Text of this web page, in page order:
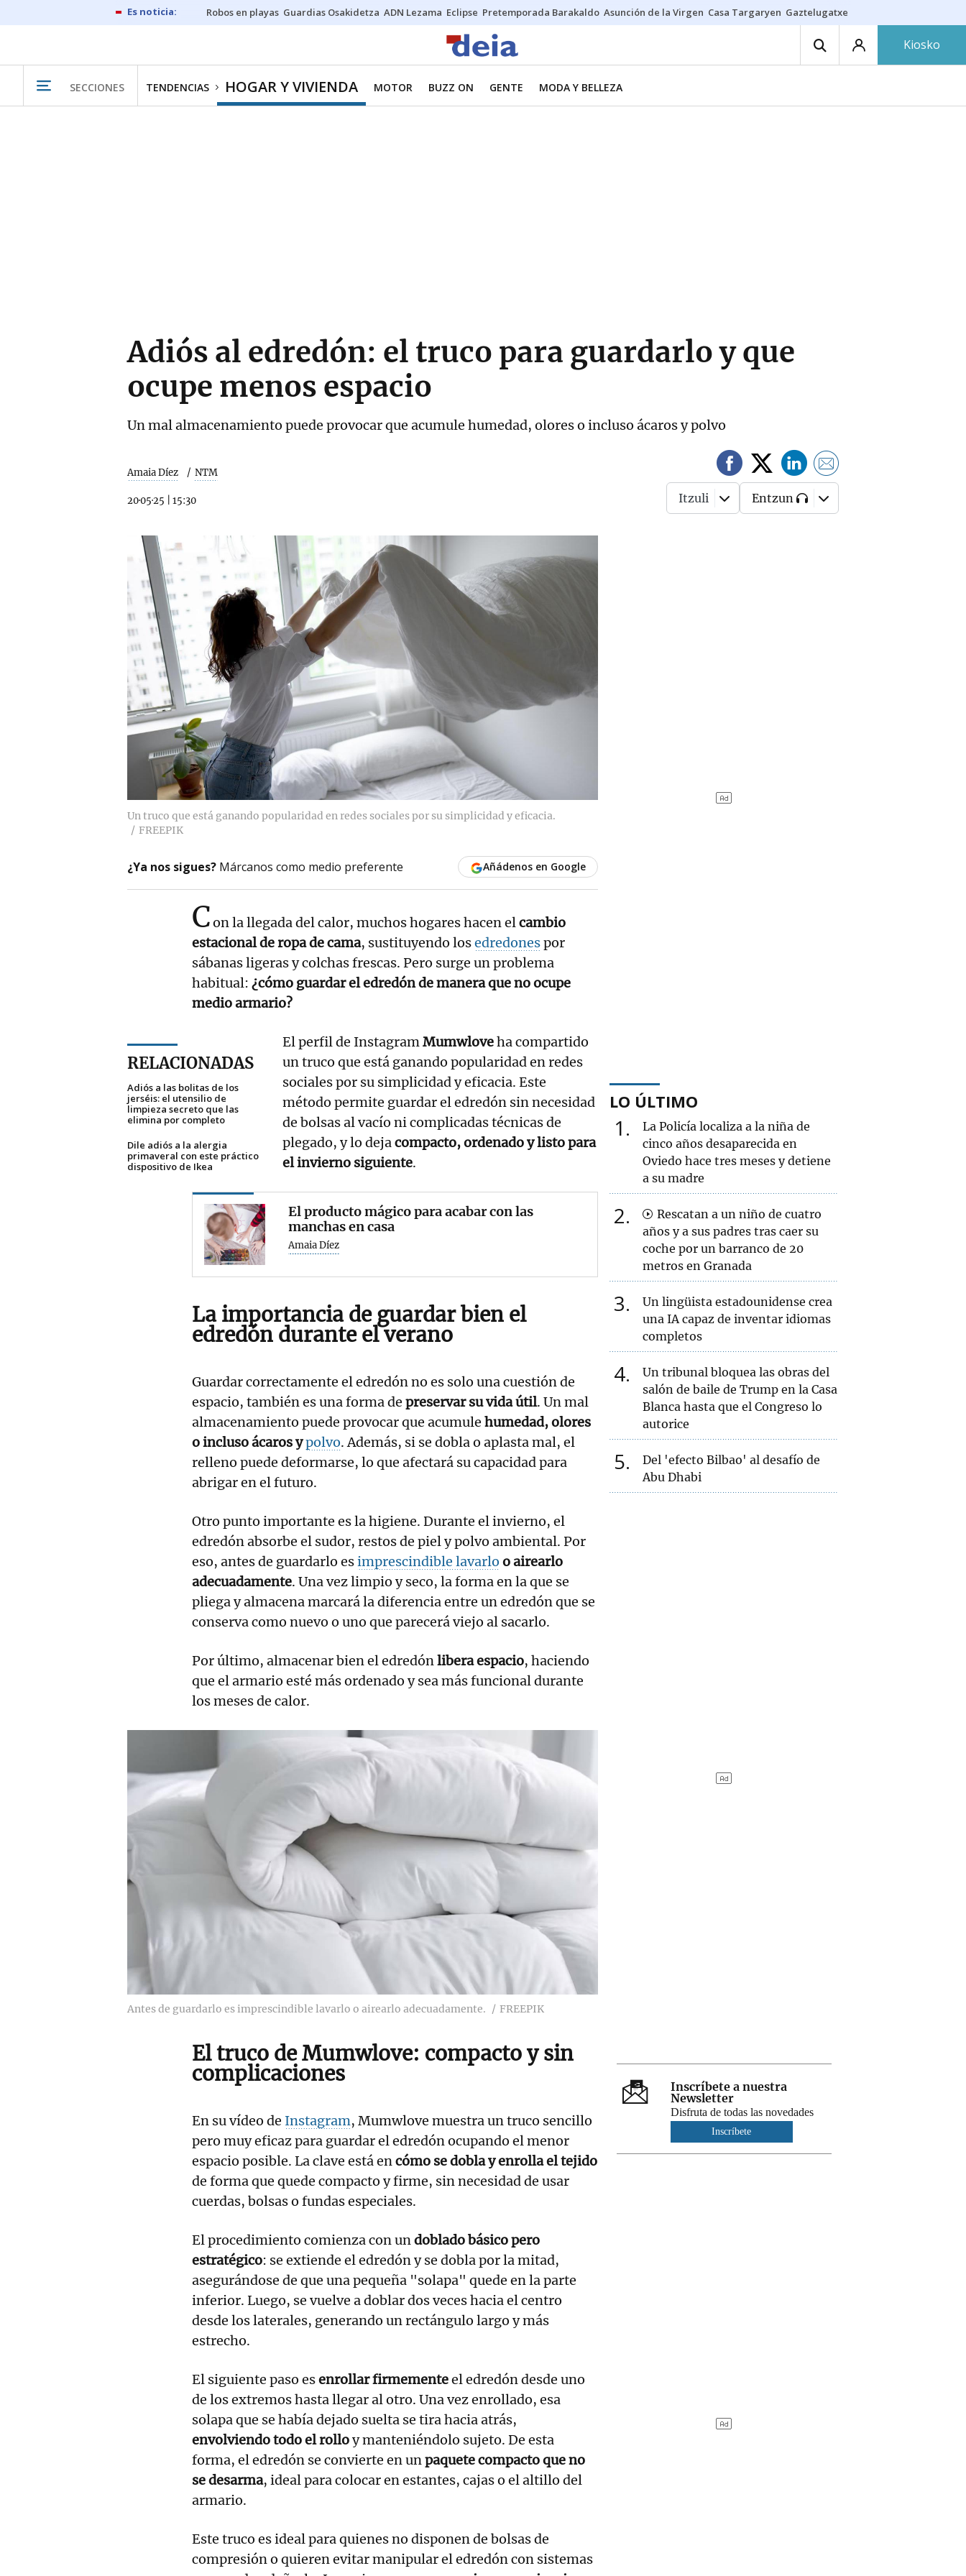
Robos en playas Guardias Osakidetza ADN Lezama Eclipse Pretemporada Barakaldo Asunción de la Virgen Casa Targaryen Gaztelugatxe
Kiosko
SECCIONES TENDENCIAS HOGAR Y VIVIENDA MOTOR BUZZ ON GENTE MODA Y BELLEZA
Adiós al edredón: el truco para guardarlo y que
ocupe menos espacio
Un mal almacenamiento puede provocar que acumule humedad, olores o incluso ácaros y polvo
Amaia Díez NTM
20·05·25 15:30 Itzuli Entzun
Un truco que está ganando popularidad en redes sociales por su simplicidad y eficacia.
FREEPIK
¿Ya nos sigues? Márcanos como medio preferente Añádenos en Google
Con la llegada del calor, muchos hogares hacen elcambio
estacional de ropa de cama, sustituyendo losedredonespor
sábanas ligeras y colchas frescas. Pero surge un problema
habitual: ¿cómo guardar el edredón de manera que no ocupe
medio armario?
RELACIONADAS
Adiós a las bolitas de los
jerséis: el utensilio de
limpieza secreto que las
elimina por completo
Dile adiós a la alergia
primaveral con este práctico
dispositivo de Ikea
El perfil de InstagramMumwloveha compartido
un truco que está ganando popularidad en redes
sociales por su simplicidad y eficacia. Este
método permite guardar el edredón sin necesidad
de bolsas al vacío ni complicadas técnicas de
plegado, y lo dejacompacto, ordenado y listo para
el invierno siguiente.
El producto mágico para acabar con las
manchas en casa
Amaia Díez
La importancia de guardar bien el
edredón durante el verano
Guardar correctamente el edredón no es solo una cuestión de
espacio, también es una forma de preservar su vida útil. Un mal
almacenamiento puede provocar que acumule humedad, olores
o incluso ácaros ypolvo. Además, si se dobla o aplasta mal, el
relleno puede deformarse, lo que afectará su capacidad para
abrigar en el futuro.
Otro punto importante es la higiene. Durante el invierno, el
edredón absorbe el sudor, restos de piel y polvo ambiental. Por
eso, antes de guardarlo esimprescindible lavarlo o airearlo
adecuadamente. Una vez limpio y seco, la forma en la que se
pliega y almacena marcará la diferencia entre un edredón que se
conserva como nuevo o uno que parecerá viejo al sacarlo.
Por último, almacenar bien el edredónlibera espacio, haciendo
que el armario esté más ordenado y sea más funcional durante
los meses de calor.
Antes de guardarlo es imprescindible lavarlo o airearlo adecuadamente. FREEPIK
El truco de Mumwlove: compacto y sin
complicaciones
En su vídeo de Instagram, Mumwlove muestra un truco sencillo
pero muy eficaz para guardar el edredón ocupando el menor
espacio posible. La clave está encómo se dobla y enrolla el tejido
de forma que quede compacto y firme, sin necesidad de usar
cuerdas, bolsas o fundas especiales.
El procedimiento comienza con undoblado básico pero
estratégico: se extiende el edredón y se dobla por la mitad,
asegurándose de que una pequeña "solapa" quede en la parte
inferior. Luego, se vuelve a doblar dos veces hacia el centro
desde los laterales, generando un rectángulo largo y más
estrecho.
El siguiente paso esenrollar firmementeel edredón desde uno
de los extremos hasta llegar al otro. Una vez enrollado, esa
solapa que se había dejado suelta se tira hacia atrás,
envolviendo todo el rolloy manteniéndolo sujeto. De esta
forma, el edredón se convierte en unpaquete compacto que no
se desarma, ideal para colocar en estantes, cajas o el altillo del
armario.
Este truco es ideal para quienes no disponen de bolsas de
compresión o quieren evitar manipular el edredón con sistemas
LO ÚLTIMO
1
La Policía localiza a la niña de
cinco años desaparecida en
Oviedo hace tres meses y detiene
a su madre
2
Rescatan a un niño de cuatro
años y a sus padres tras caer su
coche por un barranco de 20
metros en Granada
3
Un lingüista estadounidense crea
una IA capaz de inventar idiomas
completos
4
Un tribunal bloquea las obras del
salón de baile de Trump en la Casa
Blanca hasta que el Congreso lo
autorice
5
Del 'efecto Bilbao' al desafío de
Abu Dhabi
Inscríbete a nuestra
Newsletter
Disfruta de todas las novedades
Inscríbete